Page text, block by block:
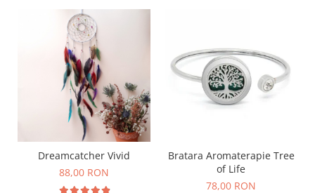
Dreamcatcher Vivid
88,00 RON
Bratara Aromaterapie Tree
of Life
78,00 RON